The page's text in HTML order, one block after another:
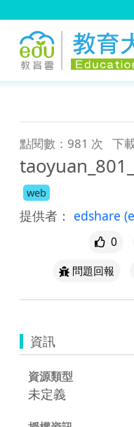
點閱數：981 次 下
web
提供者： edshare
0
問題回報
資訊
資源類型
未定義